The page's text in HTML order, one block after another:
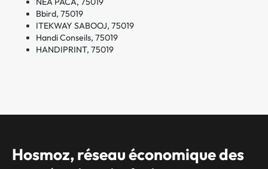
Bbird, 75019
ITEKWAY SABOOJ, 75019
Handi Conseils, 75019
HANDIPRINT, 75019
Hosmoz, réseau économique des